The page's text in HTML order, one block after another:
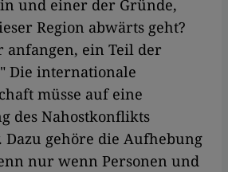
und einer der Gründe,
Region abwärts geht?
ein Teil der
Die internationale
müsse auf eine
des Nahostkonflikts
Dazu gehöre die Aufhebung
nur wenn Personen und